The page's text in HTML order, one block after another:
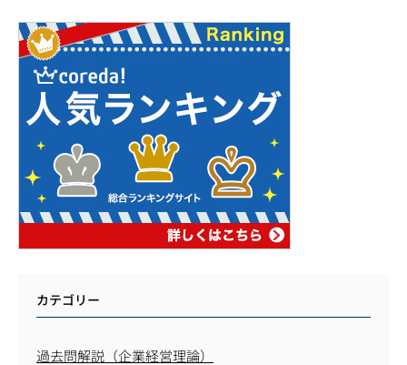
カテゴリー
過去問解説（企業経営理論）